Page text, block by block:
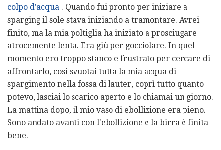
colpo d'acqua . Quando fui pronto per iniziare a
sparging il sole stava iniziando a tramontare. Avrei
finito, ma la mia poltiglia ha iniziato a prosciugare
atrocemente lenta. Era giù per gocciolare. In quel
momento ero troppo stanco e frustrato per cercare di
affrontarlo, così svuotai tutta la mia acqua di
spargimento nella fossa di lauter, coprì tutto quanto
potevo, lasciai lo scarico aperto e lo chiamai un giorno.
La mattina dopo, il mio vaso di ebollizione era pieno.
Sono andato avanti con l'ebollizione e la birra è finita
bene.